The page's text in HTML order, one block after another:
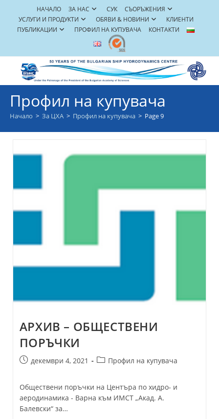
content
НАЧАЛО ЗА НАС СУК
СЪОРЪЖЕНИЯ
УСЛУГИ И ПРОДУКТИ
ОБЯВИ & НОВИНИ
КЛИЕНТИ
ПУБЛИКАЦИИ
ПРОФИЛ НА КУПУВАЧА КОНТАКТИ
Профил на купувача
Начало > За ЦХА > Профил на купувача > Page 9
АРХИВ – ОБЩЕСТВЕНИ
ПОРЪЧКИ
Postдекември 4, 2021
PostПрофил на купувача
Обществени поръчки на Центъра по хидро- и
аеродинамика - Варна към ИМСТ „Акад. А.
Балевски“ за…